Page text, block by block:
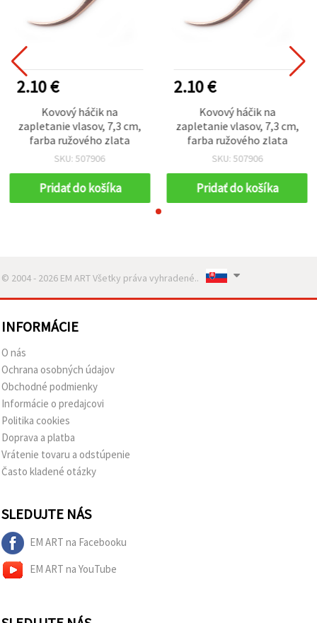
2.10 €
Kovový háčik na
zapletanie vlasov, 7,3 cm,
farba ružového zlata
SKU: 507906
Pridať do košíka
2.10 €
Kovový háčik na
zapletanie vlasov, 7,3 cm,
farba ružového zlata
SKU: 507906
Pridať do košíka
© 2004 - 2026 EM ART Všetky práva vyhradené..
INFORMÁCIE
O nás
Ochrana osobných údajov
Obchodné podmienky
Informácie o predajcovi
Politika cookies
Doprava a platba
Vrátenie tovaru a odstúpenie
Často kladené otázky
SLEDUJTE NÁS
EM ART na Facebooku
EM ART na YouTube